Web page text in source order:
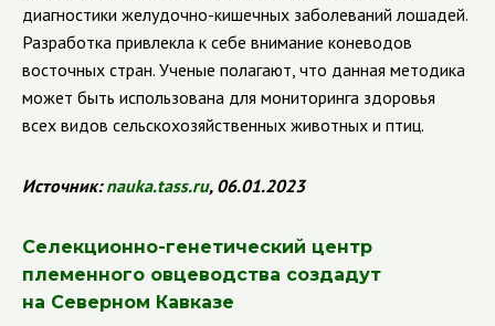
диагностики желудочно-кишечных заболеваний лошадей.
Разработка привлекла к себе внимание коневодов
восточных стран. Ученые полагают, что данная методика
может быть использована для мониторинга здоровья
всех видов сельскохозяйственных животных и птиц.
Источник:nauka.tass.ru, 06.01.2023
Селекционно-генетический центр
племенного овцеводства создадут
на Северном Кавказе